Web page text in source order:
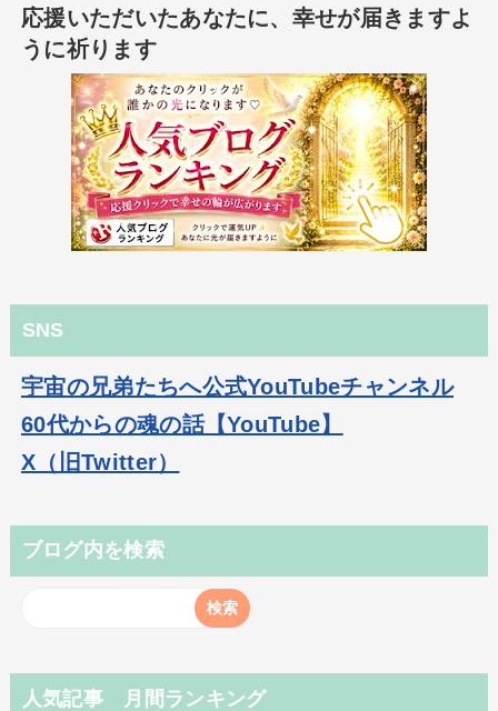
応援いただいたあなたに、幸せが届きますよ
うに祈ります
SNS
宇宙の兄弟たちへ公式YouTubeチャンネル
60代からの魂の話【YouTube】
X（旧Twitter）
ブログ内を検索
人気記事 月間ランキング